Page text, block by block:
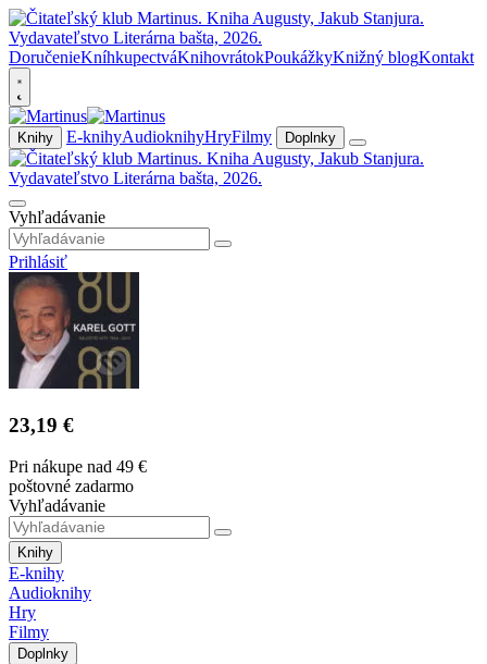
DoručenieKníhkupectváKnihovrátokPoukážkyKnižný blogKontakt
Knihy E-knihyAudioknihyHryFilmy Doplnky
Vyhľadávanie
Prihlásiť
23,19 €
Pri nákupe nad 49 €
poštovné zadarmo
Vyhľadávanie
Knihy
E-knihy
Audioknihy
Hry
Filmy
Doplnky